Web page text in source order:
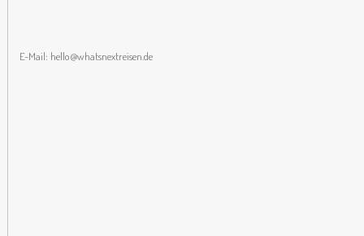
E-Mail: hello@whatsnextreisen.de